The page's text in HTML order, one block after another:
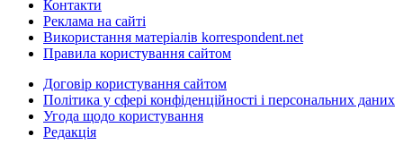
Контакти
Реклама на сайті
Використання матеріалів korrespondent.net
Правила користування сайтом
Договір користування сайтом
Політика у сфері конфіденційності і персональних даних
Угода щодо користування
Редакція